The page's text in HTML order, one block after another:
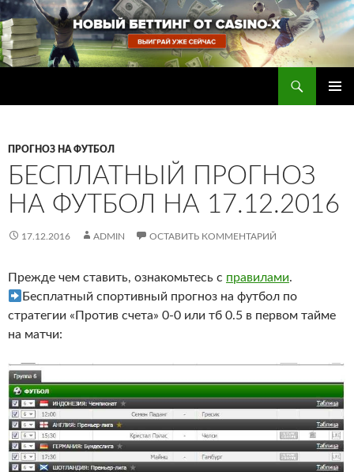
Перейти
к
содержимому
ПРОГНОЗ НА ФУТБОЛ
БЕСПЛАТНЫЙ ПРОГНОЗ
НА ФУТБОЛ НА 17.12.2016
17.12.2016 ADMIN ОСТАВИТЬ КОММЕНТАРИЙ
Прежде чем ставить, ознакомьтесь с правилами.
Бесплатный спортивный прогноз на футбол по
стратегии «Против счета» 0-0 или тб 0.5 в первом тайме
на матчи: